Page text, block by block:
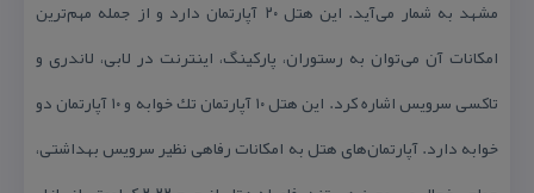
مشهد به شمار می‌آید. این هتل ۲۰ آپارتمان دارد و از جمله مهم‌ترین
امكانات آن می‌توان به رستوران، پاركینگ، اینترنت در لابی، لاندری و
تاكسی سرویس اشاره كرد. این هتل ۱۰ آپارتمان تك خوابه و ۱۰ آپارتمان دو
خوابه دارد. آپارتمان‌های هتل به امكانات رفاهی نظیر سرویس بهداشتی،